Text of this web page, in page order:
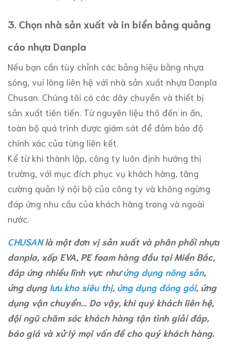
3. Chọn nhà sản xuất và in biển bảng quảng
cáo nhựa Danpla
Nếu bạn cần tùy chỉnh các bảng hiệu bằng nhựa
sóng, vui lòng liên hệ với nhà sản xuất nhựa Danpla
Chusan. Chúng tôi có các dây chuyền và thiết bị
sản xuất tiên tiến. Từ nguyên liệu thô đến in ấn,
toàn bộ quá trình được giám sát để đảm bảo độ
chính xác của từng liên kết.
Kể từ khi thành lập, công ty luôn định hướng thị
trường, với mục đích phục vụ khách hàng, tăng
cường quản lý nội bộ của công ty và không ngừng
đáp ứng nhu cầu của khách hàng trong và ngoài
nước.
CHUSANlà một đơn vị sản xuất và phân phối nhựa
danpla, xốp EVA, PE foam hàng đầu tại Miền Bắc,
đáp ứng nhiều lĩnh vực nhưứng dụng nông sản,
ứng dụng lưu kho siêu thị, ứng dụng đóng gói, ứng
dụng vận chuyển... Do vậy, khi quý khách liên hệ,
đội ngũ chăm sóc khách hàng tận tình giải đáp,
báo giá và xử lý mọi vấn đề cho quý khách hàng.